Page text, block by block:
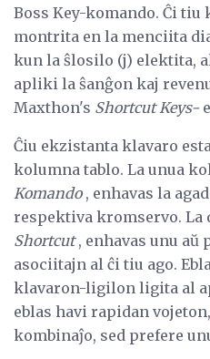
Boss Key-komando. Ĉi
montrita en la menciita
kun la ŝlosilo (j) elektita,
apliki la ŝanĝon kaj
Maxthon's Shortcut Keys-
Ĉiu ekzistanta klavaro
kolumna tablo. La unua
Komando, enhavas la
respektiva kromservo. La
Shortcut, enhavas unu
asociitajn al ĉi tiu ago.
klavaron-ligilon ligita al
eblas havi rapidan
kombinaĵo, sed prefere